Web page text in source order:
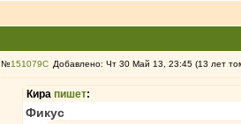
№151079 Добавлено: Чт 30 Май 13, 23:45 (13 лет
Кира пишет:
Фикус